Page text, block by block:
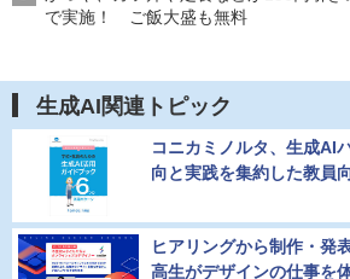
で実施！ ご飯大盛も無料
生成AI関連トピック
コニカミノルタ、生成AI
向と実践を集約した教員
ヒアリングから制作・発
高生がデザインの仕事を